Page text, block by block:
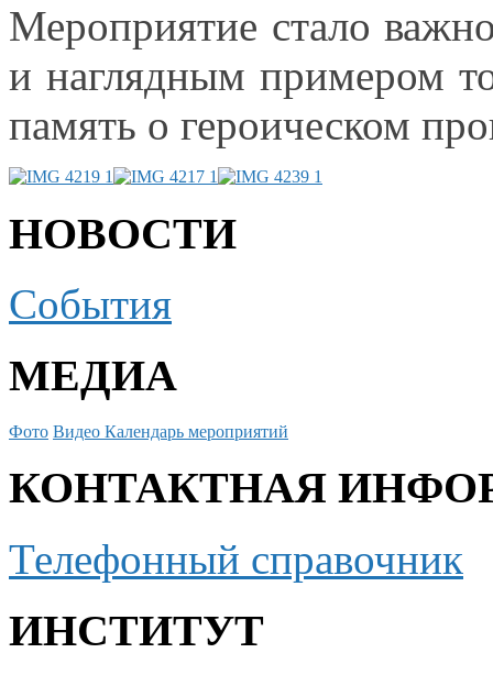
Мероприятие стало
и наглядным примером
память о героическом
НОВОСТИ
События
МЕДИА
Фото Видео Календарь мероприятий
КОНТАКТНАЯ
Телефонный справочник
ИНСТИТУТ